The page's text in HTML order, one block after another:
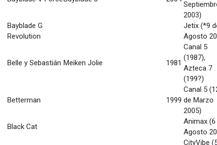
2003)
Bayblade G
Revolution
Jetix (*9
Agosto
Belle y Sebastián Meiken Jolie 1981
Canal 5
(1987),
Azteca 7
(199?)
Betterman 1999
Canal 5
de Marzo
2005)
Black Cat
Animax (6
Agosto
CityVibe